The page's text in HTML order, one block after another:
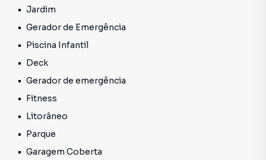
Jardim
Gerador de Emergência
Piscina Infantil
Deck
Gerador de emergência
Fitness
Litorâneo
Parque
Garagem Coberta